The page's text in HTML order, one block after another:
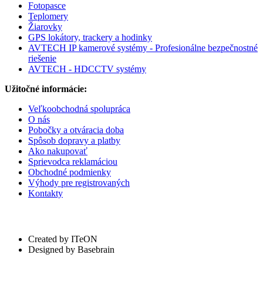
Fotopasce
Teplomery
Žiarovky
GPS lokátory, trackery a hodinky
AVTECH IP kamerové systémy - Profesionálne bezpečnostné
riešenie
AVTECH - HDCCTV systémy
Užitočné informácie:
Veľkoobchodná spolupráca
O nás
Pobočky a otváracia doba
Spôsob dopravy a platby
Ako nakupovať
Sprievodca reklamáciou
Obchodné podmienky
Výhody pre registrovaných
Kontakty
Created by ITeON
Designed by Basebrain